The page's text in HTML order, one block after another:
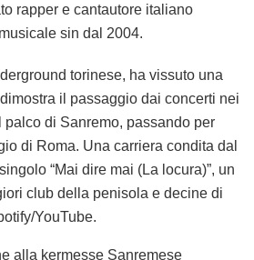
rapper e cantautore italiano
sin dal 2004.
torinese, ha vissuto una
il passaggio dai concerti nei
di Sanremo, passando per
di Roma. Una carriera condita dal
“Mai dire mai (La locura)”, un
club della penisola e decine di
YouTube.
alla kermesse Sanremese